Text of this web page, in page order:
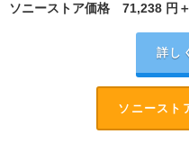
ソニーストア価格 71,238 円
詳し
ソニースト